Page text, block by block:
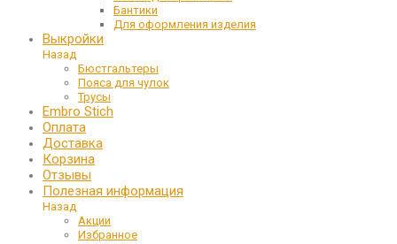
Бантики
Для оформления изделия
Выкройки
Назад
Бюстгальтеры
Пояса для чулок
Трусы
Embro Stich
Оплата
Доставка
Корзина
Отзывы
Полезная информация
Назад
Акции
Избранное